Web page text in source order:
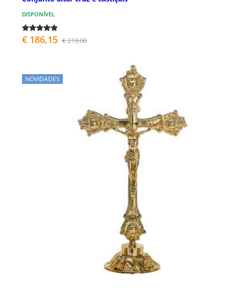
DISPONÍVEL
€ 186,15 € 219,00
NOVIDADES